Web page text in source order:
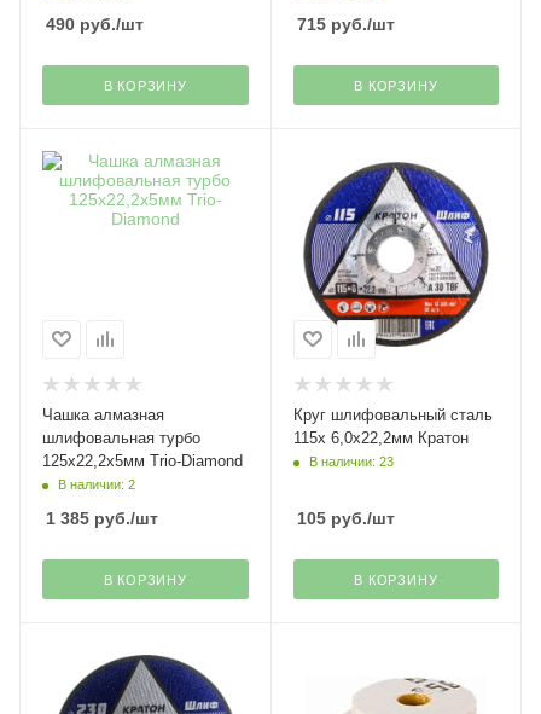
490 руб./шт
В КОРЗИНУ
715руб./шт
В КОРЗИНУ
Чашка алмазная
шлифовальная турбо
125х22,2х5мм Trio-Diamond
В наличии: 2
1 385 руб./шт
В КОРЗИНУ
Круг шлифовальный сталь
115х 6,0х22,2мм Кратон
В наличии: 23
105руб./шт
В КОРЗИНУ